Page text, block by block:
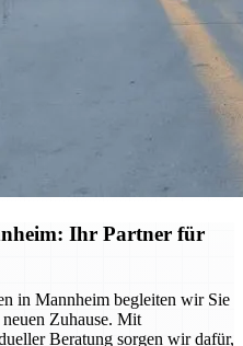
Ihr Partner für
in Mannheim begleiten wir Sie
Zuhause. Mit
Beratung sorgen wir dafür,